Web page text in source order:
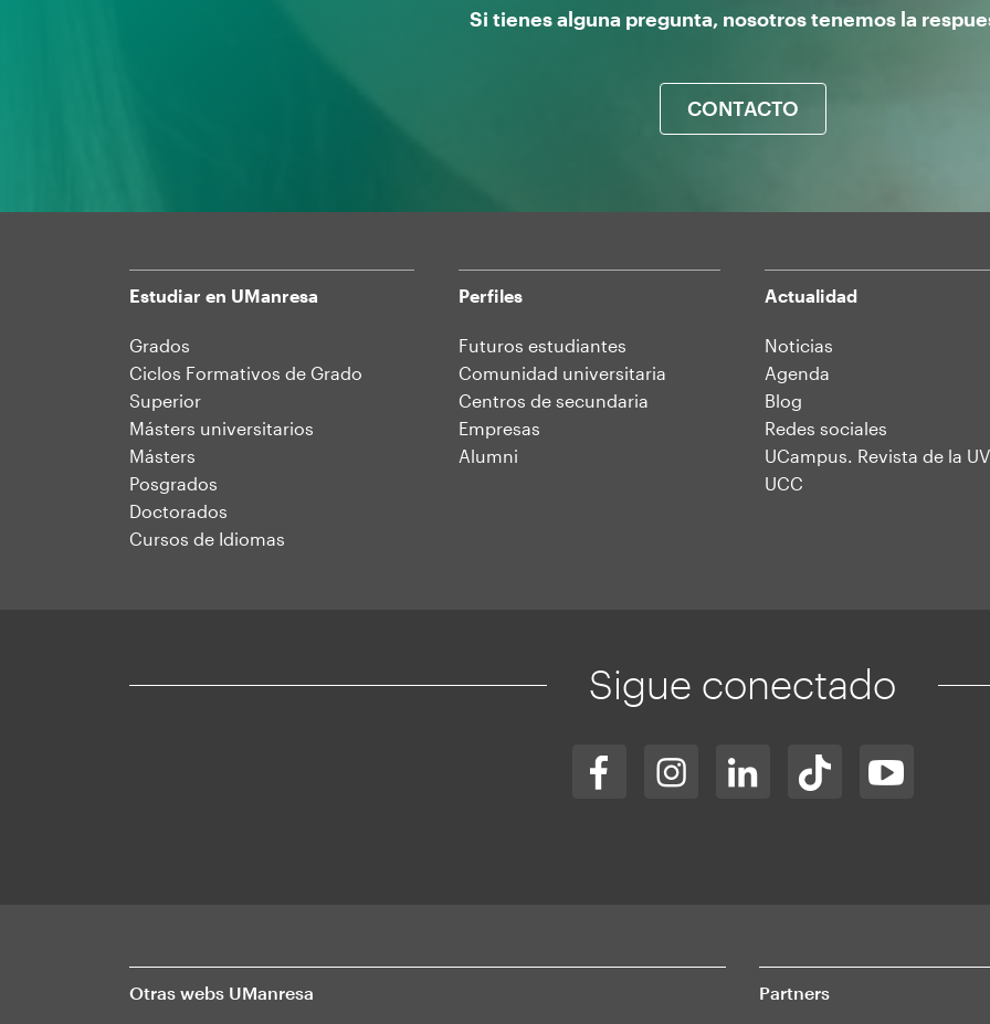
Si tienes alguna pregunta, nosotros tenemos la
CONTACTO
Mapa
web
Estudiar en UManresa
Grados
Ciclos Formativos de Grado
Superior
Másters universitarios
Másters
Posgrados
Doctorados
Cursos de Idiomas
Perfiles
Futuros estudiantes
Comunidad universitaria
Centros de secundaria
Empresas
Alumni
Actualidad
Noticias
Agenda
Blog
Redes sociales
UCampus. Revista de la
UCC
Sigue conectado
Otras webs UManresa Partners